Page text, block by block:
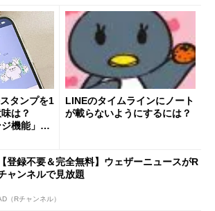
タンプを1
味は？
ジ機能」の
LINEのタイムラインにノート
が載らないようにするには？
【登録不要＆完全無料】ウェザーニュースがR
ャンネルで見放題
（Rチャンネル）